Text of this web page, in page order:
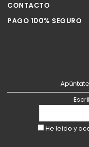
CONTACTO
PAGO 100% SEGURO
He leído y